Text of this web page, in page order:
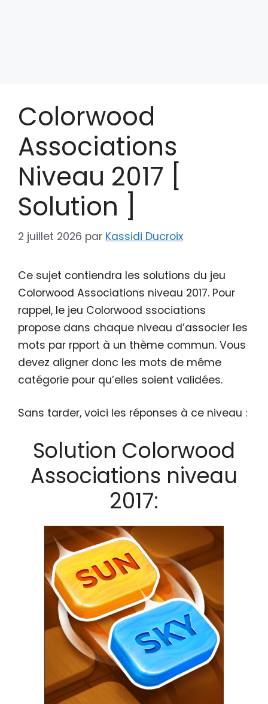
Colorwood
Associations
Niveau 2017 [
Solution ]
2 juillet 2026 par Kassidi Ducroix
Ce sujet contiendra les solutions du jeu
Colorwood Associations niveau 2017. Pour
rappel, le jeu Colorwood ssociations
propose dans chaque niveau d’associer les
mots par rpport à un thème commun. Vous
devez aligner donc les mots de même
catégorie pour qu’elles soient validées.
Sans tarder, voici les réponses à ce niveau :
Solution Colorwood
Associations niveau
2017: